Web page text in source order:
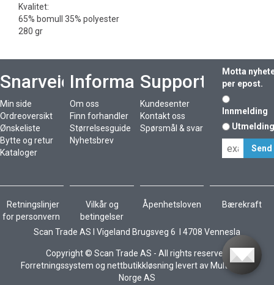
Kvalitet:
65% bomull 35% polyester
280 gr
Snarveier
Min side
Ordreoversikt
Ønskeliste
Bytte og retur
Kataloger
Informasjon
Om oss
Finn forhandler
Størrelsesguide
Nyhetsbrev
Support
Kundesenter
Kontakt oss
Spørsmål & svar
Motta
per epost.
Innmelding
Retningslinjer
for personvern
Vilkår og
betingelser
Åpenhetsloven Bærekraft
Scan Trade AS I Vigeland Brugsveg 6 I 4708 Vennesla
Copyright © Scan Trade AS - All rights reserved
Forretningssystem og nettbutikkløsning levert av Multicase™
Norge AS